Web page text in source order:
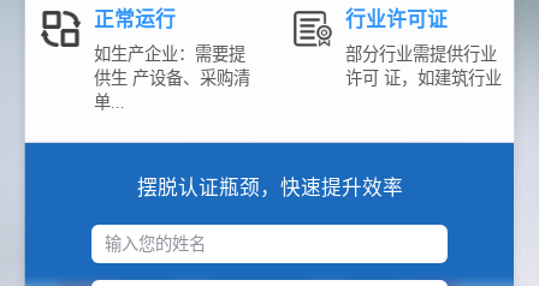
正常运行
如生产企业：需要提
供生 产设备、采购清
单...
行业许可证
部分行业需提供行业
许可 证，如建筑行业
摆脱认证瓶颈，快速提升效率
输入您的姓名